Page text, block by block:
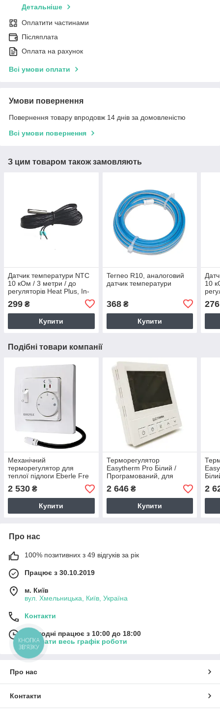
Детальніше
Оплатити частинами
Післяплата
Оплата на рахунок
Всі умови оплати
Умови повернення
Повернення товару впродовж 14 днів за домовленістю
Всі умови повернення
З цим товаром також замовляють
Датчик температури NTC
10 кОм / 3 метри / до
регуляторів Heat Plus, In-
Therm, Castle, EcoTerm,
Terneo
299 ₴
Купити
Terneo R10, аналоговий
датчик температури
368₴
Купити
10
276
Подібні товари компанії
Механічний
терморегулятор для
теплої підлоги Eberle Fre
F2A-50 Білий /з датчиком
4 метри (Німеччина)
2 530 ₴
Купити
Терморегулятор
Easytherm Pro Білий /
Програмований, для
теплої підлоги, з 2-ма
датчиками (Пд. Корея)
2 646₴
Купити
2
Про нас
100% позитивних з 49 відгуків за рік
Працює з 30.10.2019
м. Київ
вул. Хмельницька, Київ, Україна
Контакти
Сьогодні працює з 10:00 до 18:00
Показати весь графік роботи
Про нас
Контакти
КНОПКА
ЗВ'ЯЗКУ